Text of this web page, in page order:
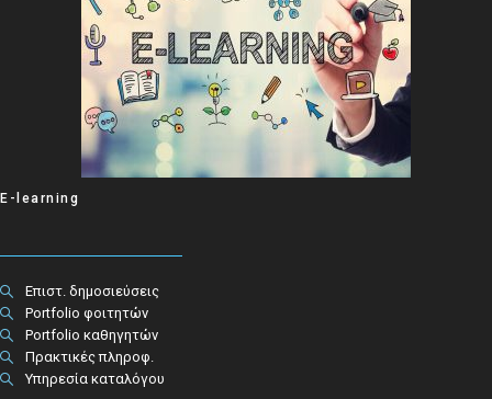
E-learning
Επιστ. δημοσιεύσεις
Portfolio φοιτητών
Portfolio καθηγητών
Πρακτικές πληροφ.​
Υπηρεσία καταλόγου